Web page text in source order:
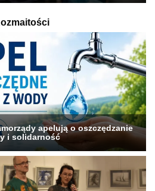
apelują o oszczędzanie
i solidarność